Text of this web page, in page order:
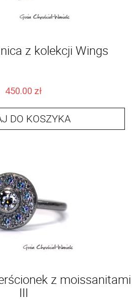
z kolekcji Wings
450.00 zł
DO KOSZYKA
z moissanitami
III